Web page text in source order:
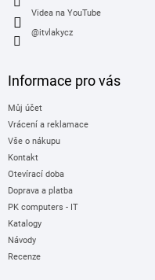
Videa na YouTube
@itvlakycz
Informace pro vás
Můj účet
Vrácení a reklamace
Vše o nákupu
Kontakt
Otevírací doba
Doprava a platba
PK computers - IT
Katalogy
Návody
Recenze